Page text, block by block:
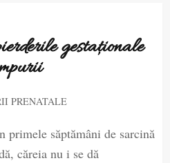
gestaționale
PRENATALE
primele săptămâni de sarcină
căreia nu i se dă